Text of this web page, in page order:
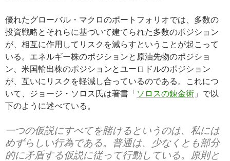
優れたグローバル・マクロのポートフォリオでは、多数の
投資戦略とそれらに基づいて建てられた多数のポジション
が、相互に作用してリスクを減らすということが起こって
いる。エネルギー株のポジションと原油先物のポジショ
ン、米国輸出株のポジションとユーロドルのポジション
が、互いにリスクを軽減し合っているのである。これにつ
いて、ジョージ・ソロス氏は著書「 ソロスの錬金術 」で以
下のように述べている。
一つの仮説にすべてを賭けるというのは、私には
めずらしい行為である。普通は、少なくとも部分
的に矛盾する仮説に従って行動している。原則と